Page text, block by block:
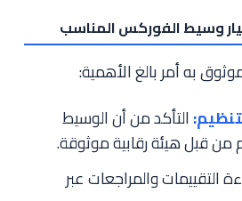
وسيط الفوركس المناسب
به أمر بالغ الأهمية:
التأكد من أن الوسيط
قبل هيئة رقابية موثوقة.
التقييمات والمراجعات عبر